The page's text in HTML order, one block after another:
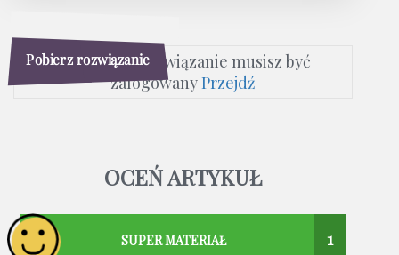
Pobierz rozwiązanie
Aby pobrać rozwiązanie musisz być
zalogowanyPrzejdź
OCEŃ ARTYKUŁ
SUPER MATERIAŁ 1